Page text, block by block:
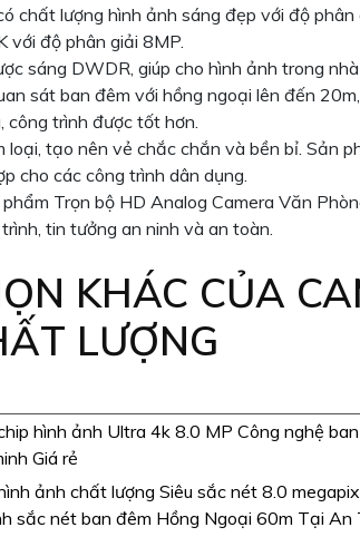
chất lượng hình ảnh sáng đẹp với độ phân
với độ phân giải 8MP.
sáng DWDR, giúp cho hình ảnh trong
sát ban đêm với hồng ngoại lên đến
công trình được tốt hơn.
loại, tạo nên vẻ chắc chắn và bền bỉ. Sản
cho các công trình dân dụng.
Trọn bộ HD Analog Camera Văn
tin tưởng an ninh và an toàn.
KHÁC CỦA
LƯỢNG
hình ảnh Ultra 4k 8.0 MP Công nghệ
Giá rẻ
ảnh chất lượng Siêu sắc nét 8.0
sắc nét ban đêm Hồng Ngoại 60m Tại An